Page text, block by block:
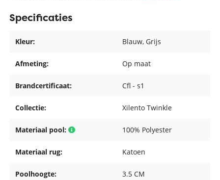
Specificaties
Kleur: Blauw, Grijs
Afmeting: Op maat
Brandcertificaat: Cfl - s1
Collectie: Xilento Twinkle
Materiaal pool: 100% Polyester
Materiaal rug: Katoen
Poolhoogte: 3.5 CM